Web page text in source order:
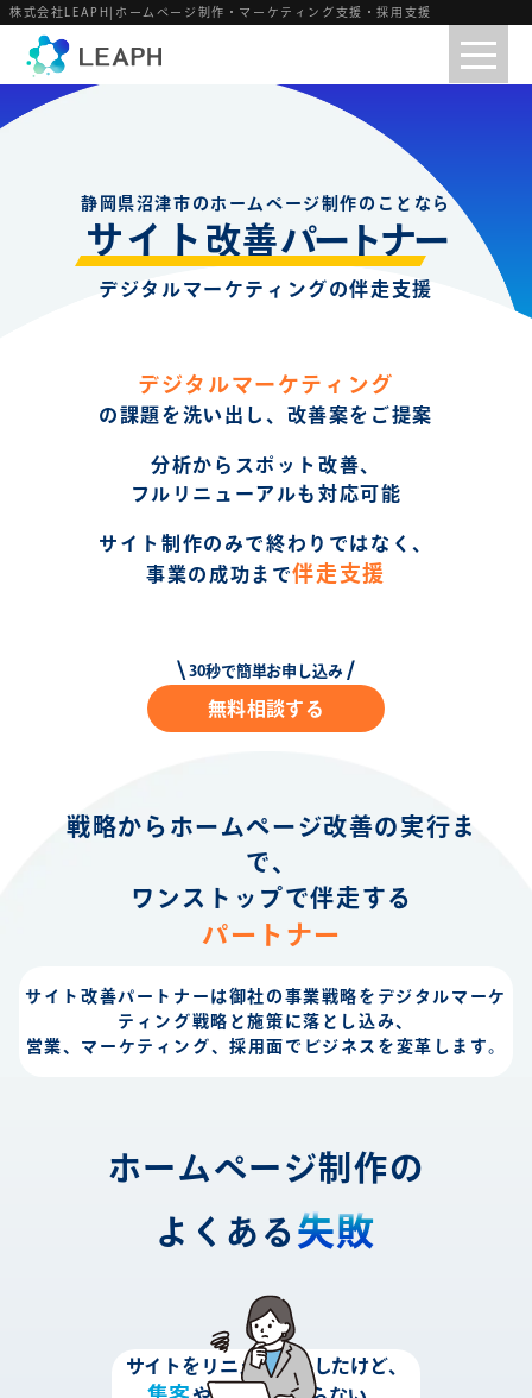
株式会社LEAPH|ホームページ制作・マーケティング支援・採用支援
静岡県沼津市のホームページ制作のことなら
サイト 改善パートナー
デジタルマーケティングの伴走支援
デジタルマーケティング
の課題を洗い出し、改善案をご提案
分析からスポット改善、
フルリニューアルも対応可能
サイト制作のみで終わりではなく、
事業の成功まで伴走支援
30秒で簡単お申し込み
無料相談する
戦略からホームページ改善の実行ま
で、
ワンストップで伴走する
パートナー
サイト改善パートナーは御社の事業戦略を デジタルマーケ
ティング戦略と施策に落とし込み、
営業、マーケティング、採用面で ビジネスを変革します。
ホームページ制作の
よくある 失敗
サイトをリニューアルしたけど、